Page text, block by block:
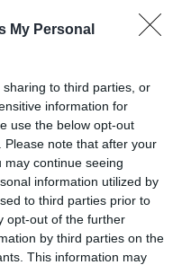
My Personal
to third parties, or
information for
use the below opt-out
note that after your
continue seeing
information utilized by
to third parties prior to
opt-out of the further
by third parties on the
This information may
ez a márka vezeti a
az elfeledett magyar
csapadék